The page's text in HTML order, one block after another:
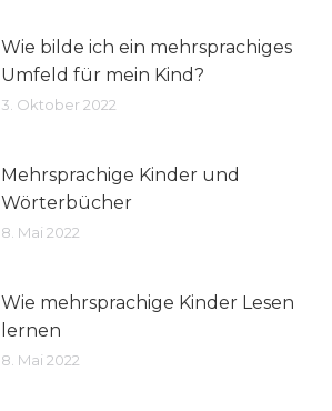
Wie bilde ich ein mehrsprachiges
Umfeld für mein Kind?
3. Oktober 2022
Mehrsprachige Kinder und
Wörterbücher
8. Mai 2022
Wie mehrsprachige Kinder Lesen
lernen
8. Mai 2022